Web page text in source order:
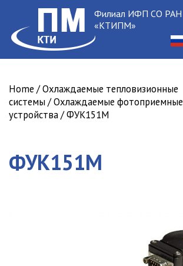
Филиал ИФП СО РАН
«КТИПМ»
Home /Охлаждаемые тепловизионные
системы/Охлаждаемые фотоприемные
устройства/ ФУК151М
ФУК151М